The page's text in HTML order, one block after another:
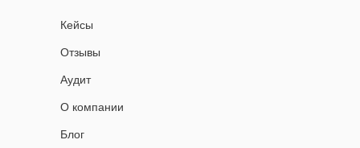
Кейсы
Отзывы
Аудит
О компании
Блог